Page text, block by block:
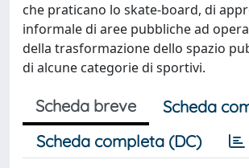
che praticano lo skate-board, di
informale di aree pubbliche ad
della trasformazione dello spazio
di alcune categorie di sportivi.
Scheda breve
Scheda
Scheda completa (DC)